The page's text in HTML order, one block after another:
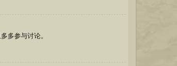
多参与讨论。